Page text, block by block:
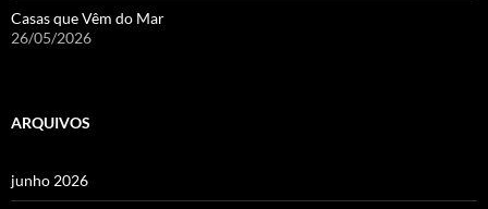
Casas que Vêm do Mar
26/05/2026
ARQUIVOS
junho 2026